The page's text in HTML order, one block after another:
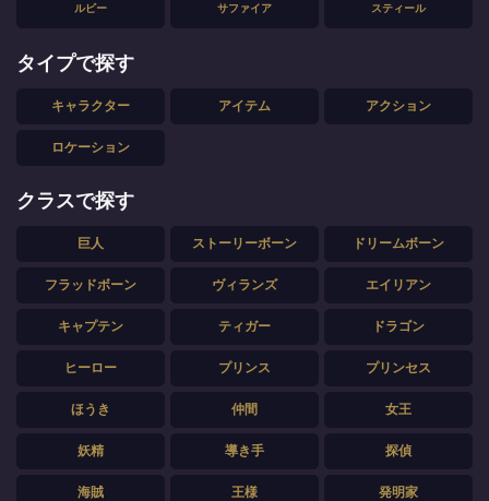
ルビー サファイア スティール
タイプで探す
キャラクター アイテム アクション
ロケーション
クラスで探す
巨人 ストーリーボーン ドリームボーン
フラッドボーン ヴィランズ エイリアン
キャプテン ティガー ドラゴン
ヒーロー プリンス プリンセス
ほうき 仲間 女王
妖精 導き手 探偵
海賊 王様 発明家